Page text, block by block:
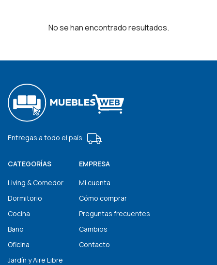
No se han encontrado resultados.
Entregas a todo el país
CATEGORÍAS
Living & Comedor
Dormitorio
Cocina
Baño
Oficina
Jardín y Aire Libre
EMPRESA
Mi cuenta
Cómo comprar
Preguntas frecuentes
Cambios
Contacto